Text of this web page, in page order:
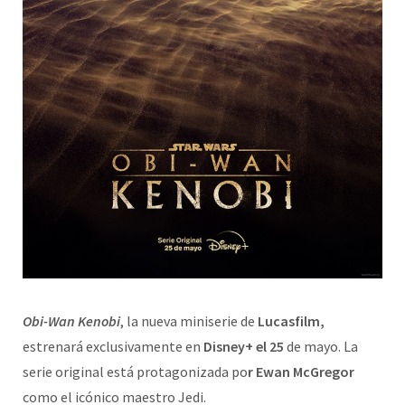
Obi-Wan Kenobi, la nueva miniserie de Lucasfilm,
estrenará exclusivamente en Disney+ el 25 de mayo. La
serie original está protagonizada por Ewan McGregor
como el icónico maestro Jedi.